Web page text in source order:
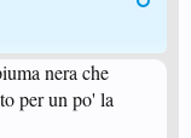
nera che
per un po' la